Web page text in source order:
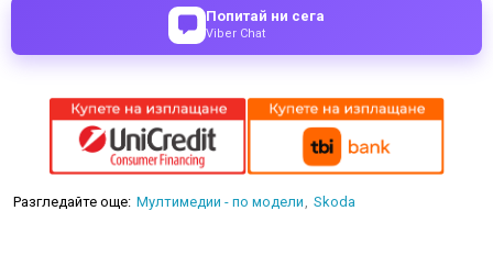
Попитай ни сега
Viber Chat
Разгледайте още: Мултимедии - по модели Skoda